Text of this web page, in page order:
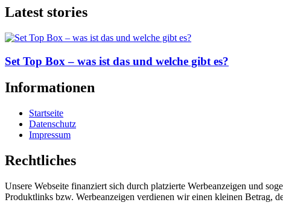
Latest stories
Set Top Box – was ist das und welche gibt es?
Informationen
Startseite
Datenschutz
Impressum
Rechtliches
Unsere Webseite finanziert sich durch platzierte Werbeanzeigen und
Produktlinks bzw. Werbeanzeigen verdienen wir einen kleinen Betrag,